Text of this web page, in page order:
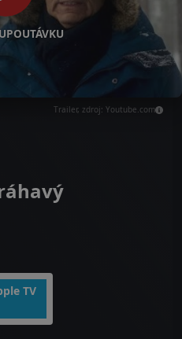
Trailer, zdroj: Youtube.com
TV